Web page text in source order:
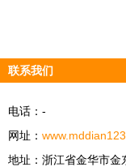
联系我们
电话：-
网址：
地址：浙江省金华市金